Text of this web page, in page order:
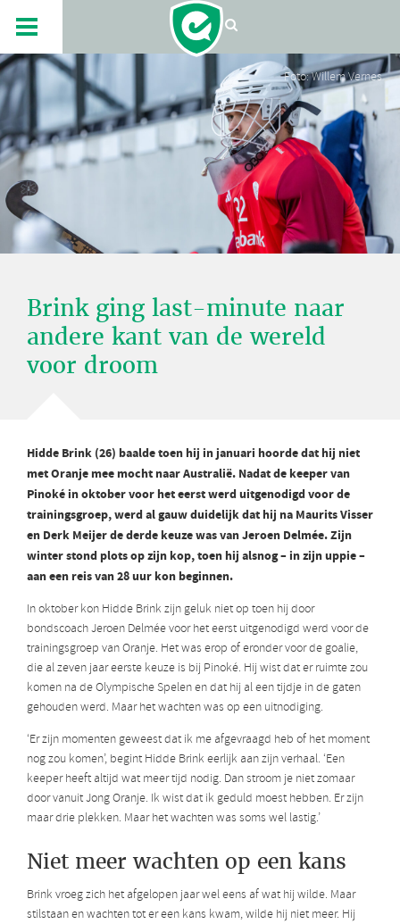
Foto: Willem Vernes
Brink ging last-minute naar
andere kant van de wereld
voor droom
Hidde Brink (26) baalde toen hij in januari hoorde dat hij niet
met Oranje mee mocht naar Australië. Nadat de keeper van
Pinoké in oktober voor het eerst werd uitgenodigd voor de
trainingsgroep, werd al gauw duidelijk dat hij na Maurits Visser
en Derk Meijer de derde keuze was van Jeroen Delmée. Zijn
winter stond plots op zijn kop, toen hij alsnog – in zijn uppie –
aan een reis van 28 uur kon beginnen.
In oktober kon Hidde Brink zijn geluk niet op toen hij door
bondscoach Jeroen Delmée voor het eerst uitgenodigd werd voor de
trainingsgroep van Oranje. Het was erop of eronder voor de goalie,
die al zeven jaar eerste keuze is bij Pinoké. Hij wist dat er ruimte zou
komen na de Olympische Spelen en dat hij al een tijdje in de gaten
gehouden werd. Maar het wachten was op een uitnodiging.
‘Er zijn momenten geweest dat ik me afgevraagd heb of het moment
nog zou komen’, begint Hidde Brink eerlijk aan zijn verhaal. ‘Een
keeper heeft altijd wat meer tijd nodig. Dan stroom je niet zomaar
door vanuit Jong Oranje. Ik wist dat ik geduld moest hebben. Er zijn
maar drie plekken. Maar het wachten was soms wel lastig.’
Niet meer wachten op een kans
Brink vroeg zich het afgelopen jaar wel eens af wat hij wilde. Maar
stilstaan en wachten tot er een kans kwam, wilde hij niet meer. Hij